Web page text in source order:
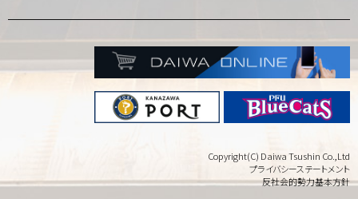
Copyright(C) Daiwa Tsushin Co.,Ltd
プライバシーステートメント
反社会的勢力基本方針